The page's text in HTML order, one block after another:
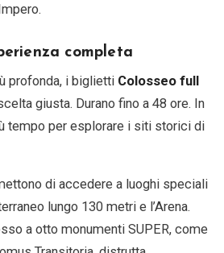
completa
profonda, i biglietti Colosseo full
giusta. Durano fino a 48 ore. In
tempo per esplorare i siti storici di
di accedere a luoghi speciali
lungo 130 metri e l’Arena.
a otto monumenti SUPER, come